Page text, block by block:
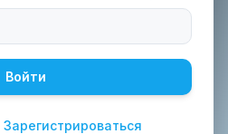
Войти
Зарегистрироваться